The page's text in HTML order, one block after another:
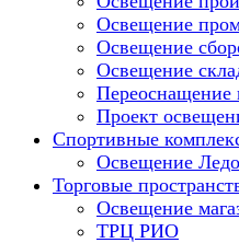
Освещение
Освещение
Освещение
Переоснащение
Проект
Спортивные
Освещение
Торговые
Освещение
ТРЦ РИО